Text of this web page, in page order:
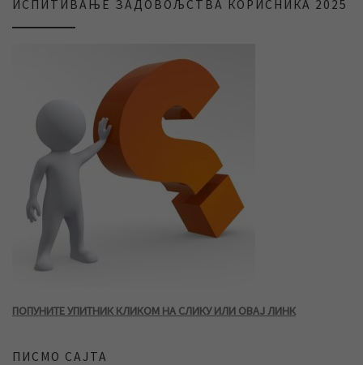
ИСПИТИВАЊЕ ЗАДОВОЉСТВА КОРИСНИКА 2025
ПОПУНИТЕ УПИТНИК КЛИКОМ НА СЛИКУ ИЛИ ОВАЈ ЛИНК
ПИСМО САЈТА